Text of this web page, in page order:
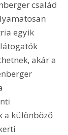
család
egyik
akár a
a különböző